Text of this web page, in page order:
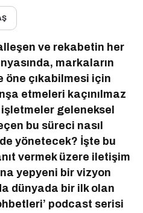
ve rekabetin her
markaların
çıkabilmesi için
etmeleri kaçınılmaz
geleneksel
bu süreci nasıl
yönetecek? İşte bu
vermek üzere iletişim
yepyeni bir vizyon
dünyada bir ilk olan
podcast serisi